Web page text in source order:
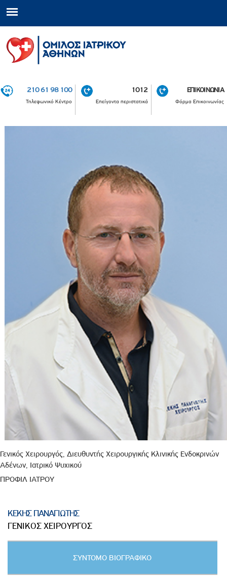
210 61 98 100
Τηλεφωνικό Κέντρο
1012
Επείγοντα περιστατικά
ΕΠΙΚΟΙΝΩΝΙΑ
Φόρμα Επικοινωνίας
Γενικός Χειρουργός, Διευθυντής Χειρουργικής Κλινικής Ενδοκρινών
Αδένων, Ιατρικό Ψυχικού
ΠΡΟΦΙΛ ΙΑΤΡΟΥ
ΚΕΚΗΣ ΠΑΝΑΓΙΩΤΗΣ
ΓΕΝΙΚΟΣ ΧΕΙΡΟΥΡΓΟΣ
ΣΥΝΤΟΜΟ ΒΙΟΓΡΑΦΙΚΟ